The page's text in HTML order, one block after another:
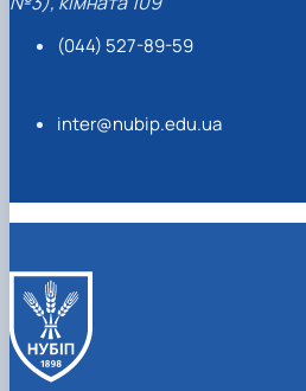
(044) 527-89-59
inter@nubip.edu.ua